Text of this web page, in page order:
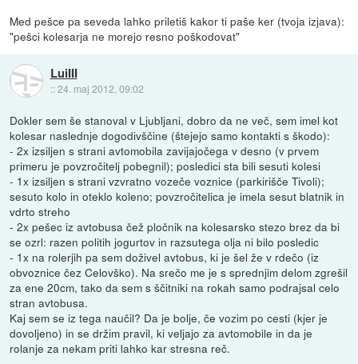
Med pešce pa seveda lahko priletiš kakor ti paše ker (tvoja izjava):
"pešci kolesarja ne morejo resno poškodovat"
LuiIII
::24. maj 2012, 09:02
Dokler sem še stanoval v Ljubljani, dobro da ne več, sem imel kot
kolesar naslednje dogodivščine (štejejo samo kontakti s škodo):
- 2x izsiljen s strani avtomobila zavijajočega v desno (v prvem
primeru je povzročitelj pobegnil); posledici sta bili sesuti kolesi
- 1x izsiljen s strani vzvratno vozeče voznice (parkirišče Tivoli);
sesuto kolo in oteklo koleno; povzročitelica je imela sesut blatnik in
vdrto streho
- 2x pešec iz avtobusa čež pločnik na kolesarsko stezo brez da bi
se ozrl: razen politih jogurtov in razsutega olja ni bilo posledic
- 1x na rolerjih pa sem doživel avtobus, ki je šel že v rdečo (iz
obvoznice čez Celovško). Na srečo me je s sprednjim delom zgrešil
za ene 20cm, tako da sem s ščitniki na rokah samo podrajsal celo
stran avtobusa.
Kaj sem se iz tega naučil? Da je bolje, če vozim po cesti (kjer je
dovoljeno) in se držim pravil, ki veljajo za avtomobile in da je
rolanje za nekam priti lahko kar stresna reč.